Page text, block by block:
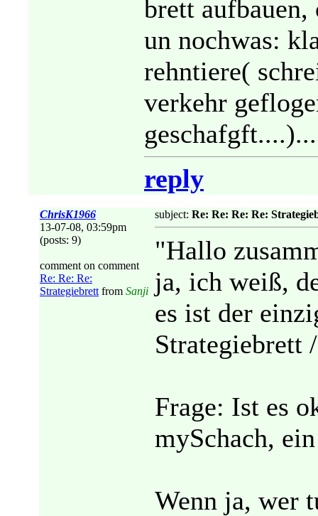
brett aufbauen,
un nochwas:
rehntiere(
verkehr
reply
ChrisK1966
13-07-08, 03:59pm
(posts: 9)
comment on comment
Re: Re: Re:
Strategiebrett from Sanji
subject: Re: Re: Re: Re:
"Hallo
ja, ich weiß,
es ist der
Strategiebrett
Frage: Ist es
mySchach,
Wenn ja, wer